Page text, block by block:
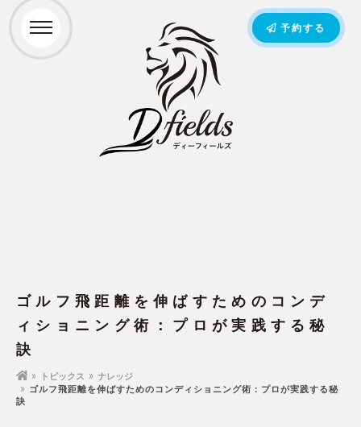
予約する
ゴルフ飛距離を伸ばすためのコンデ
ィショニング術：プロが実践する秘
訣
トピックス
ナレッジ
ゴルフ飛距離を伸ばすためのコンディショニング術：プロが実践する秘
訣